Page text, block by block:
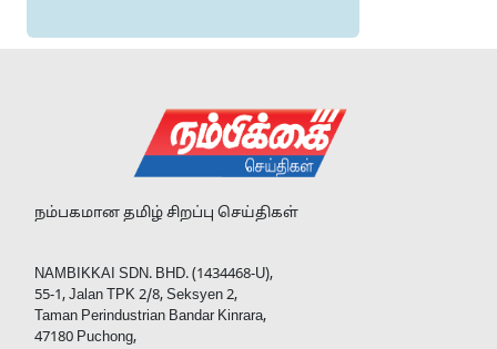
நம்பகமான தமிழ் சிறப்பு செய்திகள்
NAMBIKKAI SDN. BHD. (1434468-U),
55-1, Jalan TPK 2/8, Seksyen 2,
Taman Perindustrian Bandar Kinrara,
47180 Puchong,